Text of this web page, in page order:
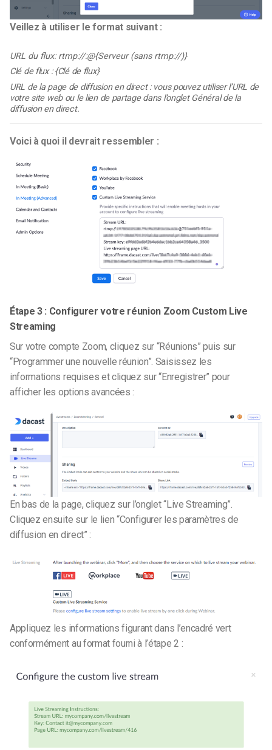
Veillez à utiliser le format suivant :
URL du flux: rtmp://:@{Serveur (sans rtmp://)}
Clé de flux : {Clé de flux}
URL de la page de diffusion en direct : vous pouvez utiliser l’URL de
votre site web ou le lien de partage dans l’onglet Général de la
diffusion en direct.
Voici à quoi il devrait ressembler :
Étape 3 : Configurer votre réunion Zoom Custom Live
Streaming
Sur votre compte Zoom, cliquez sur “Réunions” puis sur
“Programmer une nouvelle réunion”. Saisissez les
informations requises et cliquez sur “Enregistrer” pour
afficher les options avancées :
En bas de la page, cliquez sur l’onglet “Live Streaming”.
Cliquez ensuite sur le lien “Configurer les paramètres de
diffusion en direct” :
Appliquez les informations figurant dans l’encadré vert
conformément au format fourni à l’étape 2 :